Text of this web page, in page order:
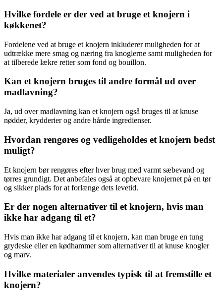
Hvilke fordele er der ved at bruge et knojern i
køkkenet?
Fordelene ved at bruge et knojern inkluderer muligheden for at
udtrække mere smag og næring fra knoglerne samt muligheden for
at tilberede lækre retter som fond og bouillon.
Kan et knojern bruges til andre formål ud over
madlavning?
Ja, ud over madlavning kan et knojern også bruges til at knuse
nødder, krydderier og andre hårde ingredienser.
Hvordan rengøres og vedligeholdes et knojern bedst
muligt?
Et knojern bør rengøres efter hver brug med varmt sæbevand og
tørres grundigt. Det anbefales også at opbevare knojernet på en tør
og sikker plads for at forlænge dets levetid.
Er der nogen alternativer til et knojern, hvis man
ikke har adgang til et?
Hvis man ikke har adgang til et knojern, kan man bruge en tung
grydeske eller en kødhammer som alternativer til at knuse knogler
og marv.
Hvilke materialer anvendes typisk til at fremstille et
knojern?